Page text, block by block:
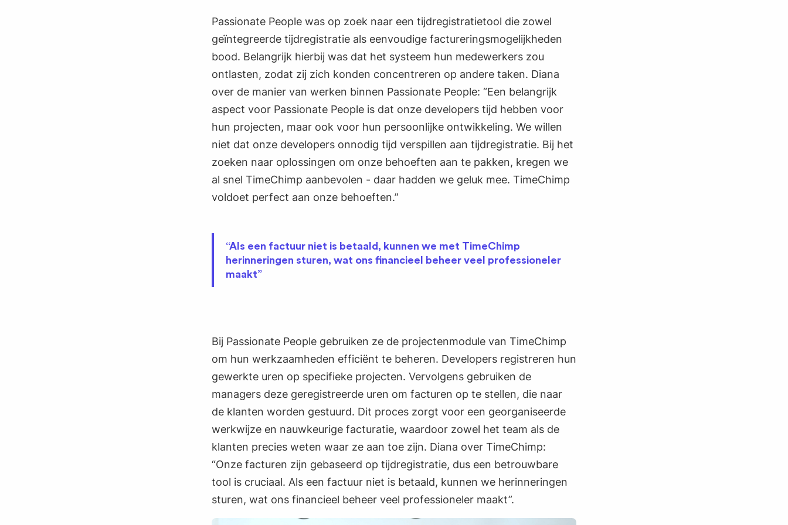
Passionate People was op zoek naar een tijdregistratietool die zowel
geïntegreerde tijdregistratie als eenvoudige factureringsmogelijkheden
bood. Belangrijk hierbij was dat het systeem hun medewerkers zou
ontlasten, zodat zij zich konden concentreren op andere taken. Diana
over de manier van werken binnen Passionate People: “Een belangrijk
aspect voor Passionate People is dat onze developers tijd hebben voor
hun projecten, maar ook voor hun persoonlijke ontwikkeling. We willen
niet dat onze developers onnodig tijd verspillen aan tijdregistratie. Bij het
zoeken naar oplossingen om onze behoeften aan te pakken, kregen we
al snel TimeChimp aanbevolen - daar hadden we geluk mee. TimeChimp
voldoet perfect aan onze behoeften.”
“Als een factuur niet is betaald, kunnen we met TimeChimp
herinneringen sturen, wat ons financieel beheer veel professioneler
maakt”
Bij Passionate People gebruiken ze de projectenmodule van TimeChimp
om hun werkzaamheden efficiënt te beheren. Developers registreren hun
gewerkte uren op specifieke projecten. Vervolgens gebruiken de
managers deze geregistreerde uren om facturen op te stellen, die naar
de klanten worden gestuurd. Dit proces zorgt voor een georganiseerde
werkwijze en nauwkeurige facturatie, waardoor zowel het team als de
klanten precies weten waar ze aan toe zijn. Diana over TimeChimp:
“Onze facturen zijn gebaseerd op tijdregistratie, dus een betrouwbare
tool is cruciaal. Als een factuur niet is betaald, kunnen we herinneringen
sturen, wat ons financieel beheer veel professioneler maakt”.